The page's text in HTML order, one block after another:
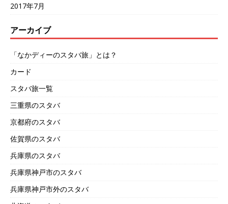
2017年7月
アーカイブ
「なかディーのスタバ旅」とは？
カード
スタバ旅一覧
三重県のスタバ
京都府のスタバ
佐賀県のスタバ
兵庫県のスタバ
兵庫県神戸市のスタバ
兵庫県神戸市外のスタバ